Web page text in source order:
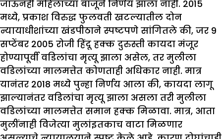
जाऊनही महिलांच्या बाजूने निर्णय झाला नाही. 2015
मध्ये, प्रकाश विरुद्ध फुलवती खटल्यातील दोन
न्यायाधीशांच्या खंडपीठाने स्पष्टपणे सांगितले की, जर 9
सप्टेंबर 2005 रोजी हिंदू हक्क दुरुस्ती कायदा मंजूर
होण्यापूर्वी वडिलांचा मृत्यू झाला असेल, तर मुलीला
वडिलांच्या मालमत्तेत कोणताही अधिकार नाही. मात्र
यानंतर 2018 मध्ये पुन्हा निर्णय आला की, कायदा लागू
झाल्यानंतर वडिलांचा मृत्यू झाला असला तरी मुलीला
वडिलांच्या मालमत्तेत समान हक्क मिळावा. मात्र, आता
मुलींनाही विजेत्या मुलांइतकाच वाटा मिळणार